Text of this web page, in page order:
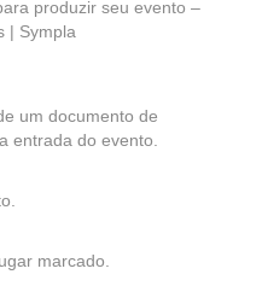
produzir seu evento –
| Sympla
um documento de
entrada do evento.
marcado.